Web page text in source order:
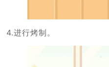
4.进行烤制。